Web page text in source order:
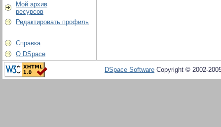
Мой архив
ресурсов
Редактировать профиль
Справка
О DSpace
DSpace Software Copyright © 2002-